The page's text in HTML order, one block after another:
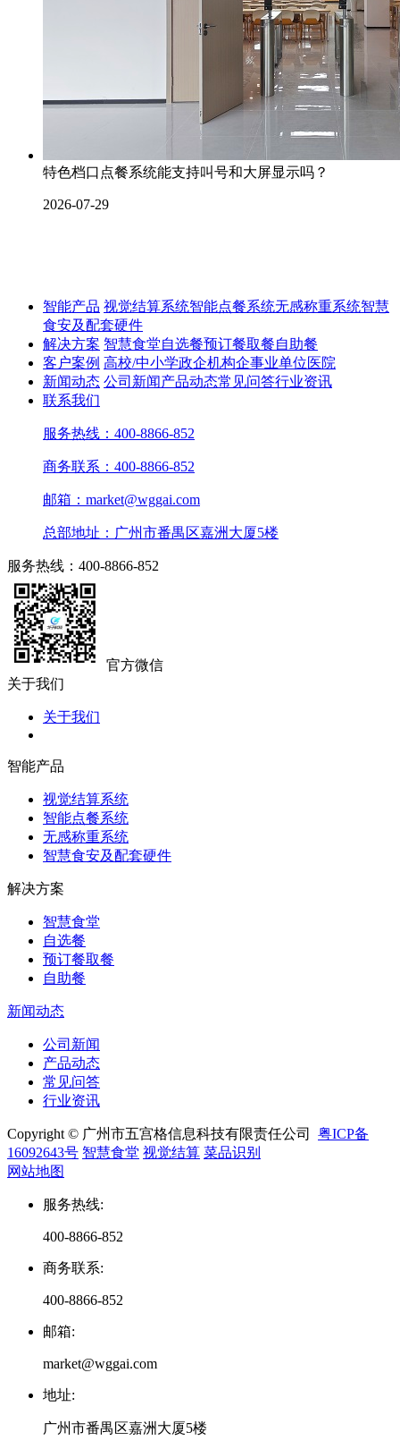
特色档口点餐系统能支持叫号和大屏显示吗？
2026-07-29
智能产品 视觉结算系统智能点餐系统无感称重系统智慧
食安及配套硬件
解决方案 智慧食堂自选餐预订餐取餐自助餐
客户案例 高校/中小学政企机构企事业单位医院
新闻动态 公司新闻产品动态常见问答行业资讯
联系我们
服务热线：400-8866-852
商务联系：400-8866-852
邮箱：market@wggai.com
总部地址：广州市番禺区嘉洲大厦5楼
服务热线：400-8866-852
官方微信
关于我们
关于我们
智能产品
视觉结算系统
智能点餐系统
无感称重系统
智慧食安及配套硬件
解决方案
智慧食堂
自选餐
预订餐取餐
自助餐
新闻动态
公司新闻
产品动态
常见问答
行业资讯
Copyright © 广州市五宫格信息科技有限责任公司 粤ICP备
16092643号 智慧食堂 视觉结算 菜品识别
网站地图
服务热线:
400-8866-852
商务联系:
400-8866-852
邮箱:
market@wggai.com
地址:
广州市番禺区嘉洲大厦5楼